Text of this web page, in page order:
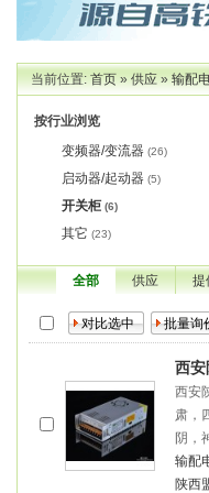
当前位置:首页»供应»输配
按行业浏览
变频器/变流器 (26)
启动器/起动器 (5)
开关柜 (6)
其它 (23)
全部 供应 提
西安
西安
肃，
阴，
输配
陕西